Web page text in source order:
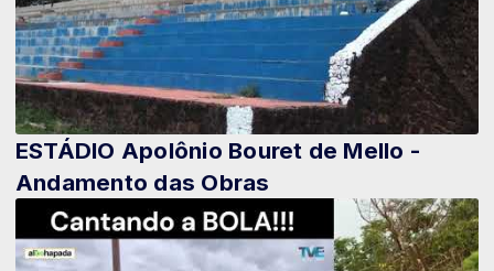
ESTÁDIO Apolônio Bouret de Mello -
Andamento das Obras